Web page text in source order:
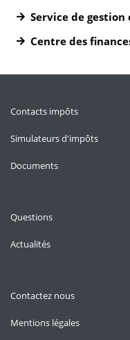
Service de gestion
Centre des
Contacts impôts
Simulateurs d'impôts
Documents
Questions
Actualités
Contactez nous
Mentions légales